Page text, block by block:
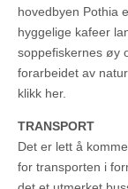
hovedbyen Pothia
hyggelige kafeer
soppefiskernes øy
forarbeidet av
klikk her.
TRANSPORT
Det er lett å
for transporten i